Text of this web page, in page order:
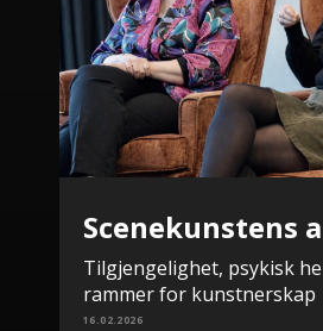
Scenekunstens
Tilgjengelighet, psykisk
rammer for kunstnerskap
16.02.2026